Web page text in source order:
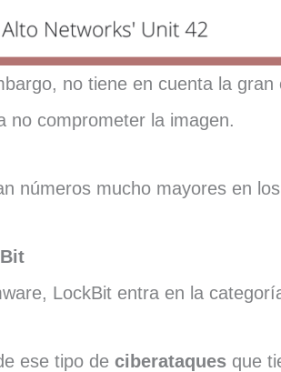
no tiene en cuenta la
no comprometer la imagen.
números mucho mayores en
LockBit entra en la
ese tipo de ciberataques que